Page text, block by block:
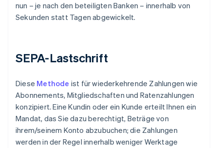
nun – je nach den beteiligten Banken – innerhalb von
Sekunden statt Tagen abgewickelt.
SEPA-Lastschrift
Diese Methode ist für wiederkehrende Zahlungen wie
Abonnements, Mitgliedschaften und Ratenzahlungen
konzipiert. Eine Kundin oder ein Kunde erteilt Ihnen ein
Mandat, das Sie dazu berechtigt, Beträge von
ihrem/seinem Konto abzubuchen; die Zahlungen
werden in der Regel innerhalb weniger Werktage